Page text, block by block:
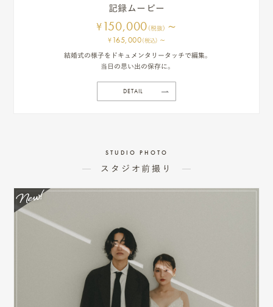
記録ムービー
¥ 150,000 (税抜) ~
¥ 165,000 (税込) ~
結婚式の様子をドキュメンタリータッチで編集。
当日の思い出の保存に。
DETAIL
STUDIO PHOTO
スタジオ前撮り